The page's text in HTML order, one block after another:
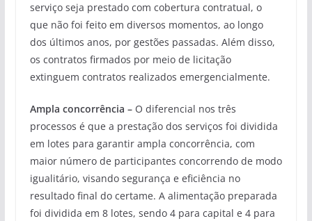
serviço seja prestado com cobertura contratual, o
que não foi feito em diversos momentos, ao longo
dos últimos anos, por gestões passadas. Além disso,
os contratos firmados por meio de licitação
extinguem contratos realizados emergencialmente.
Ampla concorrência –O diferencial nos três
processos é que a prestação dos serviços foi dividida
em lotes para garantir ampla concorrência, com
maior número de participantes concorrendo de modo
igualitário, visando segurança e eficiência no
resultado final do certame. A alimentação preparada
foi dividida em 8 lotes, sendo 4 para capital e 4 para